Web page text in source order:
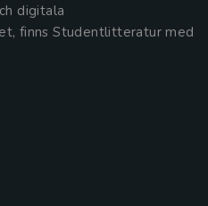
digitala
finns Studentlitteratur med